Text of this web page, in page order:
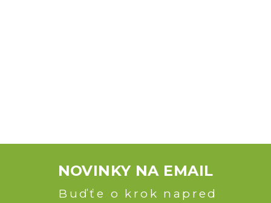
NOVINKY NA EMAIL
Buďťe o krok napred